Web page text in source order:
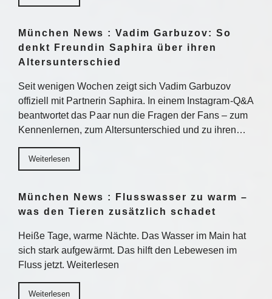
München News : Vadim Garbuzov: So
denkt Freundin Saphira über ihren
Altersunterschied
Seit wenigen Wochen zeigt sich Vadim Garbuzov
offiziell mit Partnerin Saphira. In einem Instagram-Q&A
beantwortet das Paar nun die Fragen der Fans – zum
Kennenlernen, zum Altersunterschied und zu ihren…
Weiterlesen
München News : Flusswasser zu warm –
was den Tieren zusätzlich schadet
Heiße Tage, warme Nächte. Das Wasser im Main hat
sich stark aufgewärmt. Das hilft den Lebewesen im
Fluss jetzt. Weiterlesen
Weiterlesen